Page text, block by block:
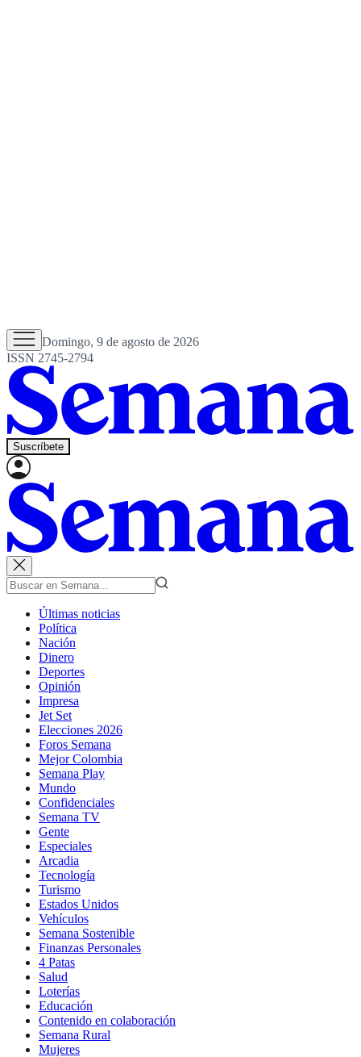
Domingo, 9 de agosto de 2026
ISSN 2745-2794
Suscríbete
Últimas noticias
Política
Nación
Dinero
Deportes
Opinión
Impresa
Jet Set
Elecciones 2026
Foros Semana
Mejor Colombia
Semana Play
Mundo
Confidenciales
Semana TV
Gente
Especiales
Arcadia
Tecnología
Turismo
Estados Unidos
Vehículos
Semana Sostenible
Finanzas Personales
4 Patas
Salud
Loterías
Educación
Contenido en colaboración
Semana Rural
Mujeres